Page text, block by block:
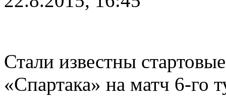
Стали известны
«Спартака» на матч 6-го